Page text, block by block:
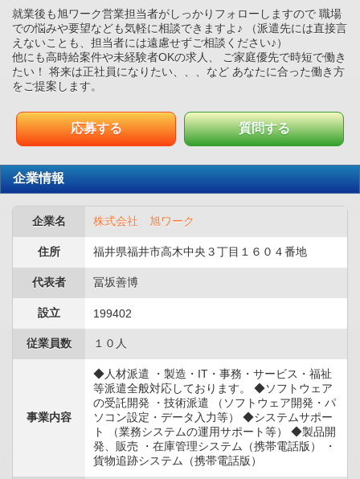
就業後も旭ワーク営業担当者がしっかりフォローしますので 職場
での悩みや要望なども気軽に相談できますよ♪ （派遣先には直接言
えないことも、担当者には遠慮せずご相談ください♪）
他にも高時給案件や未経験者OKの求人、 ご家庭優先で時短で働き
たい！ 将来は正社員になりたい、、、など あなたに合った働き方
をご提案します。
応募する 質問する
企業情報
企業名 株式会社 旭ワーク
住所 福井県福井市高木中央３丁目１６０４番地
代表者 冨坂善博
設立 199402
従業員数 １０人
事業内容
◆人材派遣 ・製造・IT・事務・サービス・福祉
等派遣全般対応しております。 ◆ソフトウェア
の受託開発 ・技術派遣 （ソフトウェア開発・パ
ソコン設定・データ入力等） ◆システムサポー
ト （業務システムの運用サポート等） ◆製品開
発、販売 ・在庫管理システム（携帯電話版） ・
貨物追跡システム（携帯電話版）